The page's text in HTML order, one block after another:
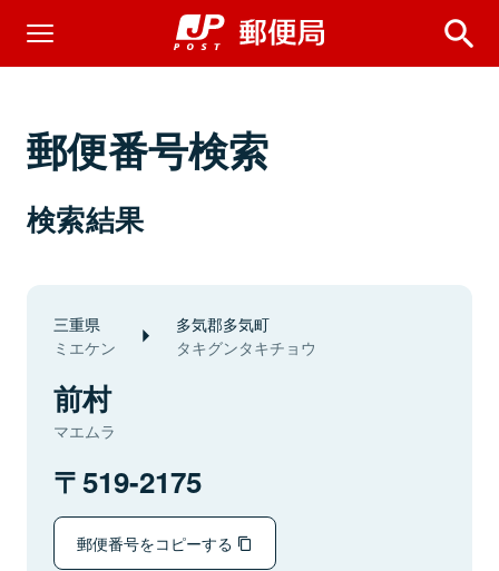
郵便番号検索
検索結果
三重県
ミエケン
多気郡多気町
タキグンタキチョウ
前村
マエムラ
519-2175
郵便番号をコピーする